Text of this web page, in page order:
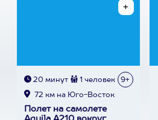
20 минут 1 человек 9+
72 км на Юго-Восток
Полет на самолете